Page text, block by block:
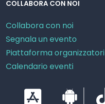
COLLABORA CON NOI
Collabora con noi
Segnala un evento
Piattaforma organizzatori
Calendario eventi